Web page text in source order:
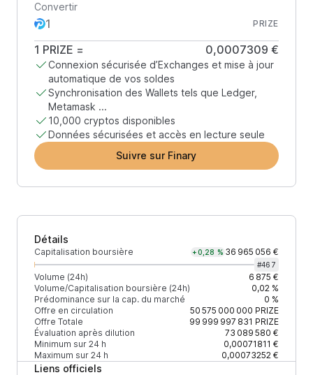
Convertir
PRIZE
1 PRIZE = 0,0007309 €
Connexion sécurisée d’Exchanges et mise à jour
automatique de vos soldes
Synchronisation des Wallets tels que Ledger,
Metamask ...
10,000 cryptos disponibles
Données sécurisées et accès en lecture seule
Suivre sur Finary
Détails
Capitalisation boursière +0,28 % 36 965 056 €
#467
Volume (24h)
6 875 €
Volume/Capitalisation boursière (24h)
0,02 %
Prédominance sur la cap. du marché
0 %
Offre en circulation
50 575 000 000 PRIZE
Offre Totale
99 999 997 831 PRIZE
Évaluation après dilution
73 089 580 €
Minimum sur 24 h
0,00071811 €
Maximum sur 24 h
0,00073252 €
Liens officiels